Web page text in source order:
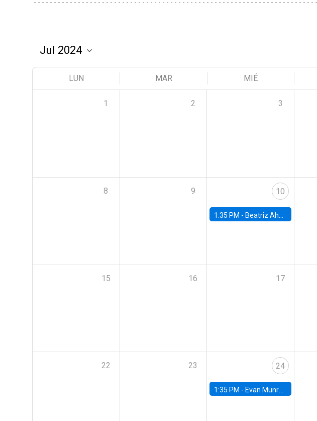
LUN MAR MIÉ
1 2 3
8 9 10
1:35 PM - Beatriz Ahumada, PhD candidate, Universidad de Pittsburgh
15 16 17
22 23 24
1:35 PM - Evan Munro, Neyman Visiting Assistant Professor in the Department of Statistics at UC Berkeley